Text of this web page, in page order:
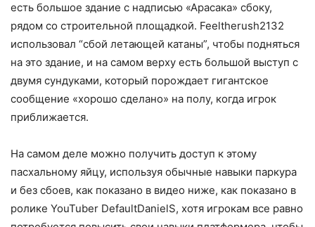
есть большое здание с надписью «Арасака» сбоку,
рядом со строительной площадкой. Feeltherush2132
использовал “сбой летающей катаны”, чтобы подняться
на это здание, и на самом верху есть большой выступ с
двумя сундуками, который порождает гигантское
сообщение «хорошо сделано» на полу, когда игрок
приближается.
На самом деле можно получить доступ к этому
пасхальному яйцу, используя обычные навыки паркура
и без сбоев, как показано в видео ниже, как показано в
ролике YouTuber DefaultDanielS, хотя игрокам все равно